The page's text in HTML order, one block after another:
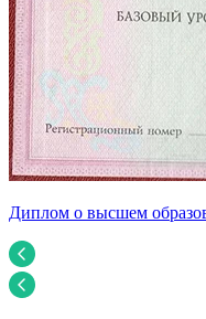
Диплом о высшем